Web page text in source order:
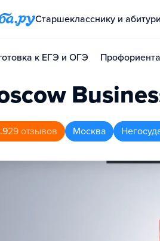
Старшекласснику и
к ЕГЭ и ОГЭ
29 отзывов Москва